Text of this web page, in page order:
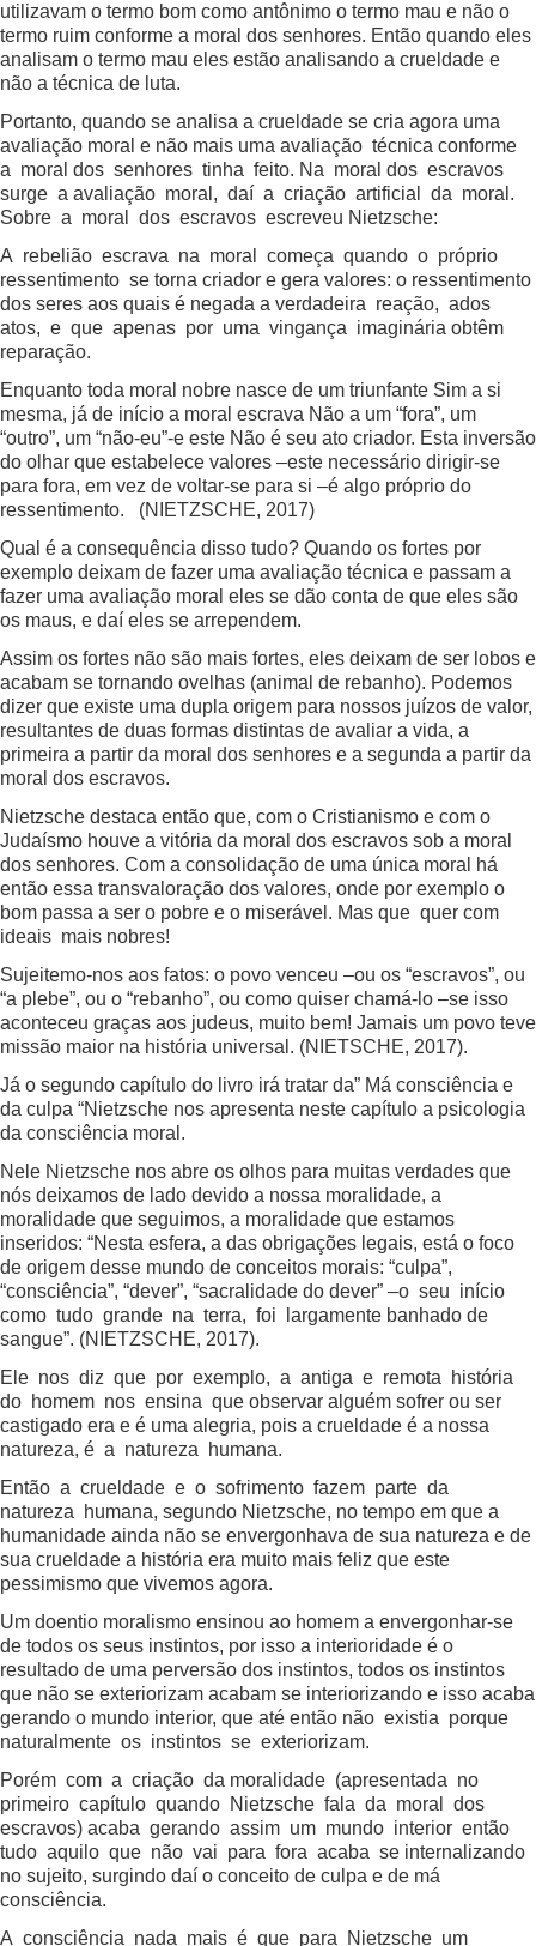
utilizavam o termo bom como antônimo o termo mau e não o
termo ruim conforme a moral dos senhores. Então quando eles
analisam o termo mau eles estão analisando a crueldade e
não a técnica de luta.
Portanto, quando se analisa a crueldade se cria agora uma
avaliação moral e não mais uma avaliação técnica conforme
a moral dos senhores tinha feito. Na moral dos escravos
surge a avaliação moral, daí a criação artificial da moral.
Sobre a moral dos escravos escreveu Nietzsche:
A rebelião escrava na moral começa quando o próprio
ressentimento se torna criador e gera valores: o ressentimento
dos seres aos quais é negada a verdadeira reação, ados
atos, e que apenas por uma vingança imaginária obtêm
reparação.
Enquanto toda moral nobre nasce de um triunfante Sim a si
mesma, já de início a moral escrava Não a um “fora”, um
“outro”, um “não-eu”-e este Não é seu ato criador. Esta inversão
do olhar que estabelece valores –este necessário dirigir-se
para fora, em vez de voltar-se para si –é algo próprio do
ressentimento. (NIETZSCHE, 2017)
Qual é a consequência disso tudo? Quando os fortes por
exemplo deixam de fazer uma avaliação técnica e passam a
fazer uma avaliação moral eles se dão conta de que eles são
os maus, e daí eles se arrependem.
Assim os fortes não são mais fortes, eles deixam de ser lobos e
acabam se tornando ovelhas (animal de rebanho). Podemos
dizer que existe uma dupla origem para nossos juízos de valor,
resultantes de duas formas distintas de avaliar a vida, a
primeira a partir da moral dos senhores e a segunda a partir da
moral dos escravos.
Nietzsche destaca então que, com o Cristianismo e com o
Judaísmo houve a vitória da moral dos escravos sob a moral
dos senhores. Com a consolidação de uma única moral há
então essa transvaloração dos valores, onde por exemplo o
bom passa a ser o pobre e o miserável. Mas que quer com
ideais mais nobres!
Sujeitemo-nos aos fatos: o povo venceu –ou os “escravos”, ou
“a plebe”, ou o “rebanho”, ou como quiser chamá-lo –se isso
aconteceu graças aos judeus, muito bem! Jamais um povo teve
missão maior na história universal. (NIETSCHE, 2017).
Já o segundo capítulo do livro irá tratar da” Má consciência e
da culpa “Nietzsche nos apresenta neste capítulo a psicologia
da consciência moral.
Nele Nietzsche nos abre os olhos para muitas verdades que
nós deixamos de lado devido a nossa moralidade, a
moralidade que seguimos, a moralidade que estamos
inseridos: “Nesta esfera, a das obrigações legais, está o foco
de origem desse mundo de conceitos morais: “culpa”,
“consciência”, “dever”, “sacralidade do dever” –o seu início
como tudo grande na terra, foi largamente banhado de
sangue”. (NIETZSCHE, 2017).
Ele nos diz que por exemplo, a antiga e remota história
do homem nos ensina que observar alguém sofrer ou ser
castigado era e é uma alegria, pois a crueldade é a nossa
natureza, é a natureza humana.
Então a crueldade e o sofrimento fazem parte da
natureza humana, segundo Nietzsche, no tempo em que a
humanidade ainda não se envergonhava de sua natureza e de
sua crueldade a história era muito mais feliz que este
pessimismo que vivemos agora.
Um doentio moralismo ensinou ao homem a envergonhar-se
de todos os seus instintos, por isso a interioridade é o
resultado de uma perversão dos instintos, todos os instintos
que não se exteriorizam acabam se interiorizando e isso acaba
gerando o mundo interior, que até então não existia porque
naturalmente os instintos se exteriorizam.
Porém com a criação da moralidade (apresentada no
primeiro capítulo quando Nietzsche fala da moral dos
escravos) acaba gerando assim um mundo interior então
tudo aquilo que não vai para fora acaba se internalizando
no sujeito, surgindo daí o conceito de culpa e de má
consciência.
A consciência nada mais é que para Nietzsche um